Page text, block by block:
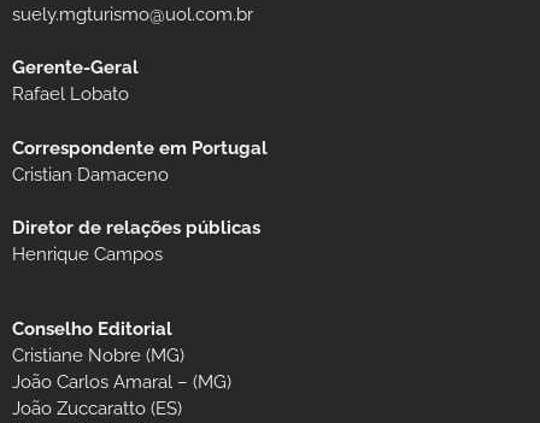
suely.mgturismo@uol.com.br
Gerente-Geral
Rafael Lobato
Correspondente em Portugal
Cristian Damaceno
Diretor de relações públicas
Henrique Campos
Conselho Editorial
Cristiane Nobre (MG)
João Carlos Amaral – (MG)
João Zuccaratto (ES)